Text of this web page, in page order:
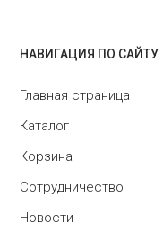
НАВИГАЦИЯ ПО САЙТУ
Главная страница
Каталог
Корзина
Сотрудничество
Новости